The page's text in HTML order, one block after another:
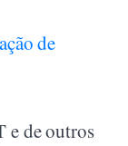
de
e de outros